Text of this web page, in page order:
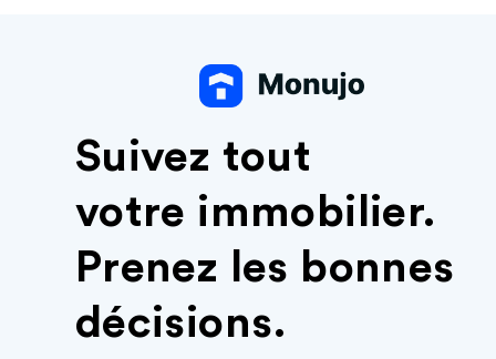
Suivez tout
votre immobilier.
Prenez les bonnes
décisions.